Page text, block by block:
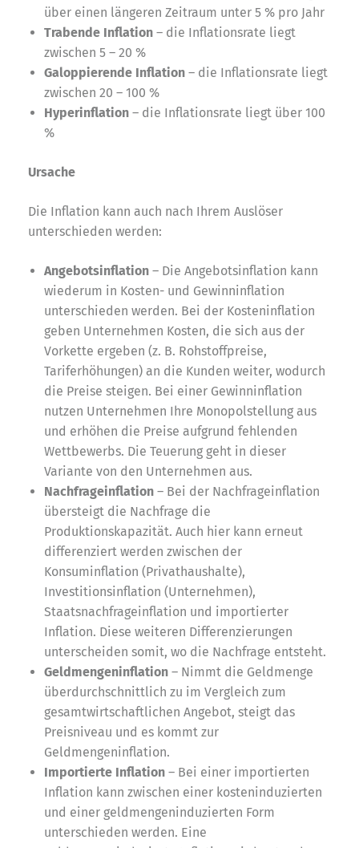
über einen längeren Zeitraum unter 5 % pro Jahr
Trabende Inflation – die Inflationsrate liegt
zwischen 5 – 20 %
Galoppierende Inflation – die Inflationsrate liegt
zwischen 20 – 100 %
Hyperinflation – die Inflationsrate liegt über 100
%
Ursache
Die Inflation kann auch nach Ihrem Auslöser
unterschieden werden:
Angebotsinflation – Die Angebotsinflation kann
wiederum in Kosten- und Gewinninflation
unterschieden werden. Bei der Kosteninflation
geben Unternehmen Kosten, die sich aus der
Vorkette ergeben (z. B. Rohstoffpreise,
Tariferhöhungen) an die Kunden weiter, wodurch
die Preise steigen. Bei einer Gewinninflation
nutzen Unternehmen Ihre Monopolstellung aus
und erhöhen die Preise aufgrund fehlenden
Wettbewerbs. Die Teuerung geht in dieser
Variante von den Unternehmen aus.
Nachfrageinflation – Bei der Nachfrageinflation
übersteigt die Nachfrage die
Produktionskapazität. Auch hier kann erneut
differenziert werden zwischen der
Konsuminflation (Privathaushalte),
Investitionsinflation (Unternehmen),
Staatsnachfrageinflation und importierter
Inflation. Diese weiteren Differenzierungen
unterscheiden somit, wo die Nachfrage entsteht.
Geldmengeninflation – Nimmt die Geldmenge
überdurchschnittlich zu im Vergleich zum
gesamtwirtschaftlichen Angebot, steigt das
Preisniveau und es kommt zur
Geldmengeninflation.
Importierte Inflation – Bei einer importierten
Inflation kann zwischen einer kosteninduzierten
und einer geldmengeninduzierten Form
unterschieden werden. Eine